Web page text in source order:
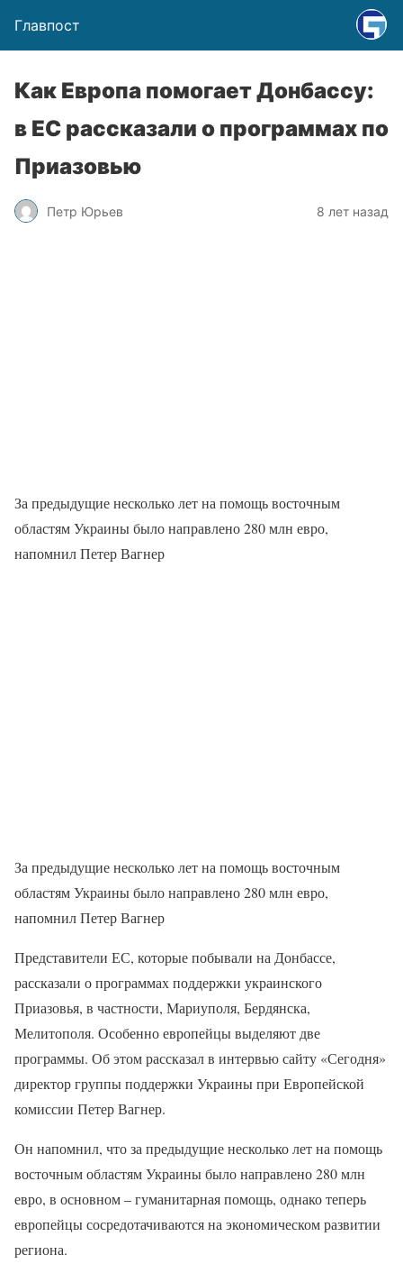
Главпост
Как Европа помогает Донбассу:
в ЕС рассказали о программах по
Приазовью
Петр Юрьев 8 лет назад
За предыдущие несколько лет на помощь восточным
областям Украины было направлено 280 млн евро,
напомнил Петер Вагнер
За предыдущие несколько лет на помощь восточным
областям Украины было направлено 280 млн евро,
напомнил Петер Вагнер
Представители ЕС, которые побывали на Донбассе,
рассказали о программах поддержки украинского
Приазовья, в частности, Мариуполя, Бердянска,
Мелитополя. Особенно европейцы выделяют две
программы. Об этом рассказал в интервью сайту «Сегодня»
директор группы поддержки Украины при Европейской
комиссии Петер Вагнер.
Он напомнил, что за предыдущие несколько лет на помощь
восточным областям Украины было направлено 280 млн
евро, в основном – гуманитарная помощь, однако теперь
европейцы сосредотачиваются на экономическом развитии
региона.